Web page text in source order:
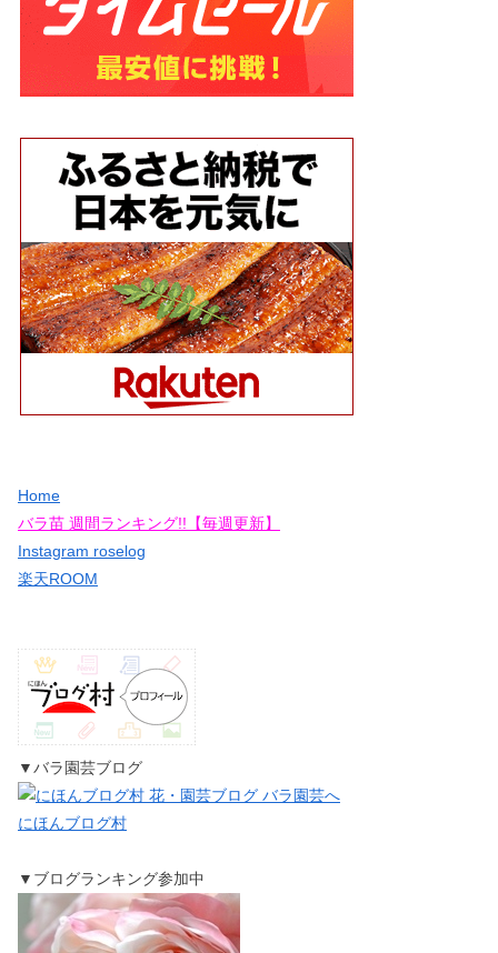
Home
バラ苗 週間ランキング!!【毎週更新】
Instagram roselog
楽天ROOM
▼バラ園芸ブログ
にほんブログ村
▼ブログランキング参加中